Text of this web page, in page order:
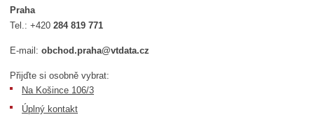
Praha
Tel.:+420284 819 771
E-mail:obchod.praha@vtdata.cz
Přijďte si osobně vybrat:
Na Košince 106/3
Úplný kontakt